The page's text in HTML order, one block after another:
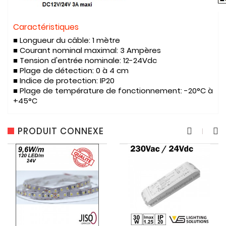
Caractéristiques
■ Longueur du câble: 1 mètre
■ Courant nominal maximal: 3 Ampères
■ Tension d'entrée nominale: 12-24Vdc
■ Plage de détection: 0 à 4 cm
■ Indice de protection: IP20
■ Plage de température de fonctionnement: -20°C à
+45°C
PRODUIT CONNEXE